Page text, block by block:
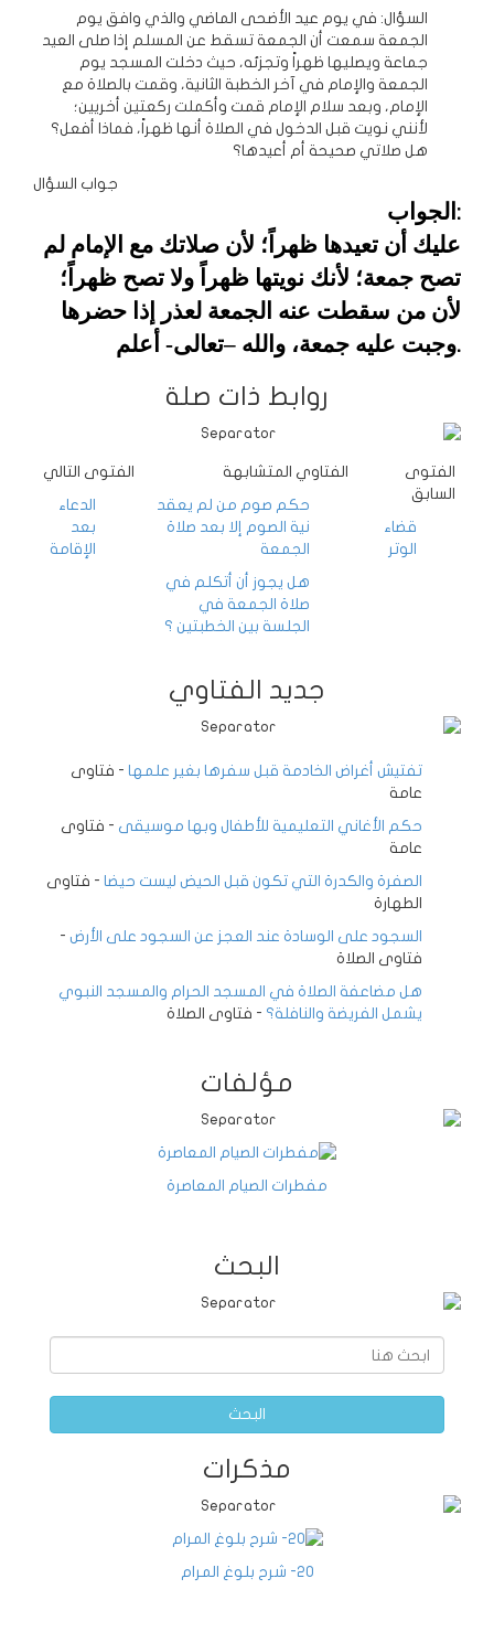
السؤال: في يوم عيد الأضحى الماضي والذي وافق يوم
الجمعة سمعت أن الجمعة تسقط عن المسلم إذا صلى العيد
جماعة ويصليها ظهراً وتجزئه، حيث دخلت المسجد يوم
الجمعة والإمام في آخر الخطبة الثانية، وقمت بالصلاة مع
الإمام، وبعد سلام الإمام قمت وأكملت ركعتين أخريين؛
لأنني نويت قبل الدخول في الصلاة أنها ظهراً، فماذا أفعل؟
هل صلاتي صحيحة أم أعيدها؟
جواب السؤال
الجواب :
عليك أن تعيدها ظهراً؛ لأن صلاتك مع الإمام لم
تصح جمعة؛ لأنك نويتها ظهراً ولا تصح ظهراً؛
لأن من سقطت عنه الجمعة لعذر إذا حضرها
وجبت عليه جمعة، والله –تعالى- أعلم.
روابط ذات صلة
الفتوى
السابق
قضاء
الوتر
الفتاوي المتشابهة
حكم صوم من لم يعقد
نية الصوم إلا بعد صلاة
الجمعة
هل يجوز أن أتكلم في
صلاة الجمعة في
الجلسة بين الخطبتين ؟
الفتوى التالي
الدعاء
بعد
الإقامة
جديد الفتاوي
تفتيش أغراض الخادمة قبل سفرها بغير علمها - فتاوى
عامة
حكم الأغاني التعليمية للأطفال وبها موسيقى - فتاوى
عامة
الصفرة والكدرة التي تكون قبل الحيض ليست حيضا - فتاوى
الطهارة
السجود على الوسادة عند العجز عن السجود على الأرض -
فتاوى الصلاة
هل مضاعفة الصلاة في المسجد الحرام والمسجد النبوي
يشمل الفريضة والنافلة؟ - فتاوى الصلاة
مؤلفات
مفطرات الصيام المعاصرة
البحث
البحث
مذكرات
20- شرح بلوغ المرام